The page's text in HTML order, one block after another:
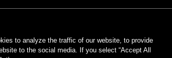
to analyze the traffic of our website, to provide
to the social media. If you select “Accept All